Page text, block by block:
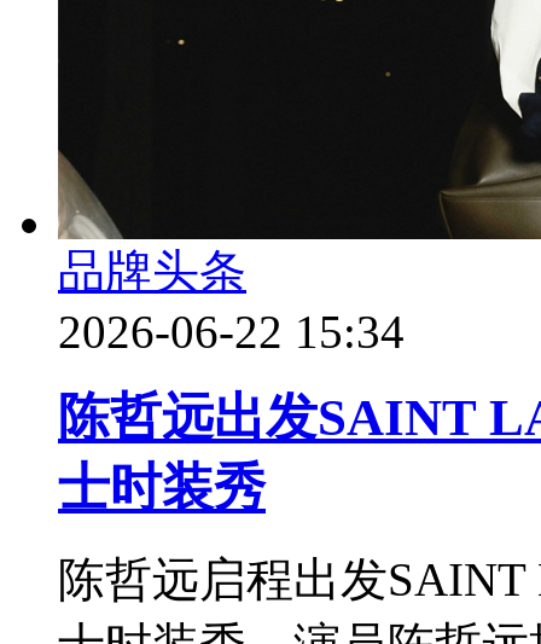
品牌头条
2026-06-22 15:34
陈哲远出发SAINT
士时装秀
陈哲远启程出发